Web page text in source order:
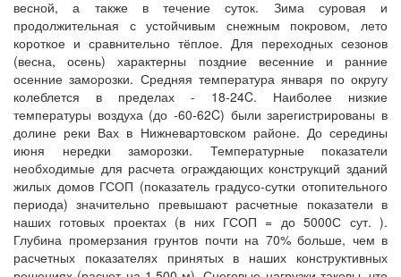
весной, а также в течение суток. Зима суровая и
продолжительная с устойчивым снежным покровом, лето
короткое и сравнительно тёплое. Для переходных сезонов
(весна, осень) характерны поздние весенние и ранние
осенние заморозки. Средняя температура января по округу
колеблется в пределах - 18-24C. Наиболее низкие
температуры воздуха (до -60-62C) были зарегистрированы в
долине реки Вах в Нижневартовском районе. До середины
июня нередки заморозки. Температурные показатели
необходимые для расчета ограждающих конструкций зданий
жилых домов ГСОП (показатель градусо-сутки отопительного
периода) значительно превышают расчетные показатели в
наших готовых проектах (в них ГСОП = до 5000С сут. ).
Глубина промерзания грунтов почти на 70% больше, чем в
расчетных показателях принятых в наших конструктивных